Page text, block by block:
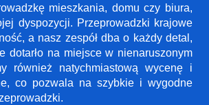
mieszkania, domu czy biura,
dyspozycji. Przeprowadzki krajowe
a nasz zespół dba o każdy detal,
dotarło na miejsce w nienaruszonym
również natychmiastową wycenę i
co pozwala na szybkie i wygodne